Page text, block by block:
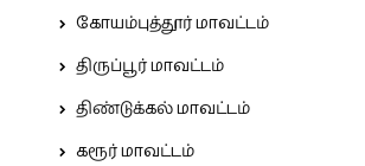
கோயம்புத்தூர் மாவட்டம்
திருப்பூர் மாவட்டம்
திண்டுக்கல் மாவட்டம்
கரூர் மாவட்டம்